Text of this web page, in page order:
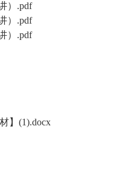
）.pdf
）.pdf
）.pdf
】(1).docx